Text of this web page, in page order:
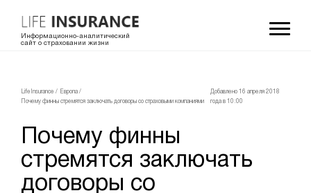
Информационно-аналитический
сайт о страховании жизни
LifeInsurance / Европа /
Почему финны стремятся заключать договоры со страховыми компаниями
Добавлено 16 апреля 2018
года в 10:00
Почему финны
стремятся заключать
договоры со